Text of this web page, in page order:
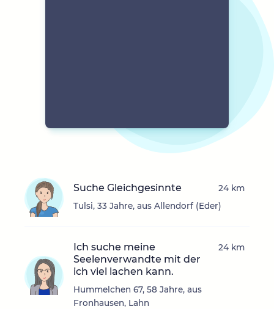
Suche Gleichgesinnte
Tulsi, 33 Jahre, aus Allendorf (Eder)
24 km
Ich suche meine
Seelenverwandte mit der
ich viel lachen kann.
Hummelchen 67, 58 Jahre, aus
Fronhausen, Lahn
24 km